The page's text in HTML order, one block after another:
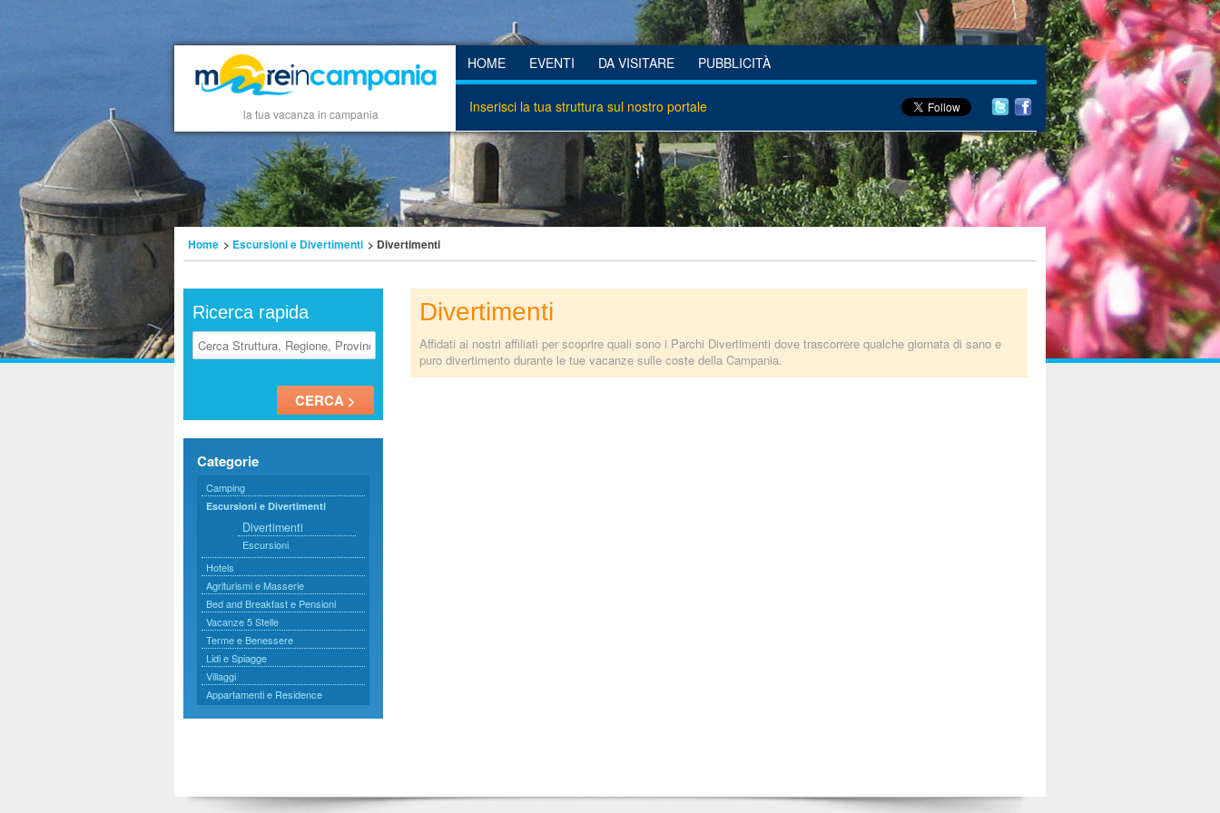
la tua vacanza in campania
HOME EVENTI DA VISITARE PUBBLICITÀ
Inserisci la tua struttura sul nostro portale
Home > Escursioni e Divertimenti > Divertimenti
Ricerca rapida
Categorie
Camping
Escursioni e Divertimenti
Divertimenti
Escursioni
Hotels
Agriturismi e Masserie
Bed and Breakfast e Pensioni
Vacanze 5 Stelle
Terme e Benessere
Lidi e Spiagge
Villaggi
Appartamenti e Residence
Divertimenti
Affidati ai nostri affiliati per scoprire quali sono i Parchi Divertimenti dove trascorrere qualche giornata di sano e
puro divertimento durante le tue vacanze sulle coste della Campania.